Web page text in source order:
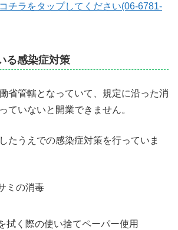
チラをタップしてください(06-6781-
る感染症対策
省管轄となっていて、規定に沿った消
ていないと開業できません。
たうえでの感染症対策を行っていま
ミの消毒
拭く際の使い捨てペーパー使用